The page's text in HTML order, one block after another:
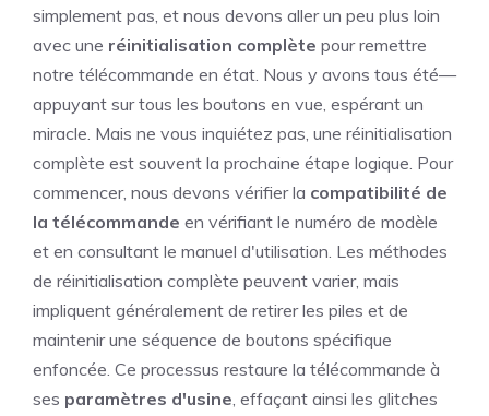
simplement pas, et nous devons aller un peu plus loin
avec une réinitialisation complète pour remettre
notre télécommande en état. Nous y avons tous été—
appuyant sur tous les boutons en vue, espérant un
miracle. Mais ne vous inquiétez pas, une réinitialisation
complète est souvent la prochaine étape logique. Pour
commencer, nous devons vérifier la compatibilité de
la télécommande en vérifiant le numéro de modèle
et en consultant le manuel d'utilisation. Les méthodes
de réinitialisation complète peuvent varier, mais
impliquent généralement de retirer les piles et de
maintenir une séquence de boutons spécifique
enfoncée. Ce processus restaure la télécommande à
ses paramètres d'usine, effaçant ainsi les glitches